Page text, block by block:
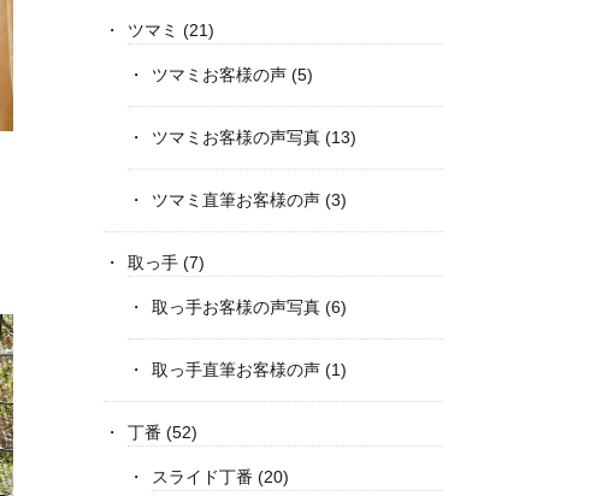
ツマミ (21)
ツマミお客様の声(5)
ツマミお客様の声写真(13)
ツマミ直筆お客様の声(3)
取っ手(7)
取っ手お客様の声写真(6)
取っ手直筆お客様の声(1)
丁番 (52)
スライド丁番 (20)